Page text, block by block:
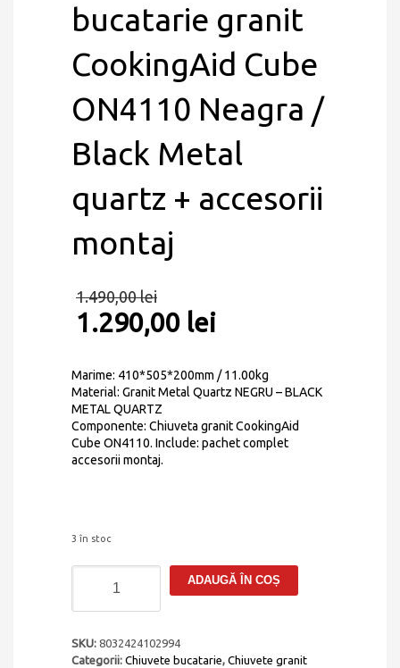
bucatarie granit
CookingAid Cube
ON4110 Neagra /
Black Metal
quartz + accesorii
montaj
1.490,00lei
1.290,00 lei
Marime: 410*505*200mm / 11.00kg
Material: Granit Metal Quartz NEGRU – BLACK
METAL QUARTZ
Componente: Chiuveta granit CookingAid
Cube ON4110. Include: pachet complet
accesorii montaj.
3 în stoc
Chiuveta
CookingAid
Cube
ADAUGĂ ÎN COȘ
SKU: 8032424102994
Categorii: Chiuvete bucatarie, Chiuvete granit